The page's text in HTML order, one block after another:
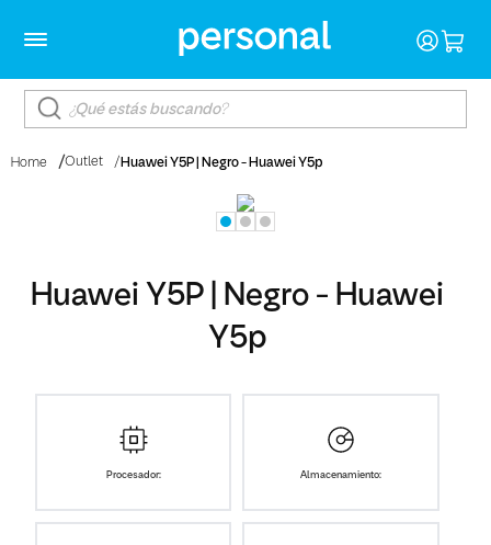
Home Outlet Huawei Y5P | Negro - Huawei Y5p
Huawei Y5P | Negro - Huawei
Y5p
Procesador: Almacenamiento: